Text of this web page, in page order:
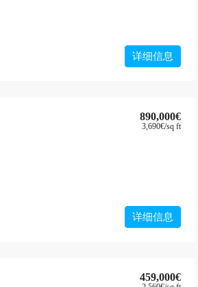
详细信息
890,000€
3,690€/sq ft
详细信息
459,000€